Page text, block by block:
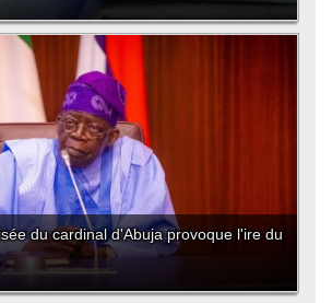
du cardinal d'Abuja provoque l'ire du